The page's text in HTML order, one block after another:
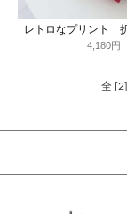
レトロなプリント
4,180円
全